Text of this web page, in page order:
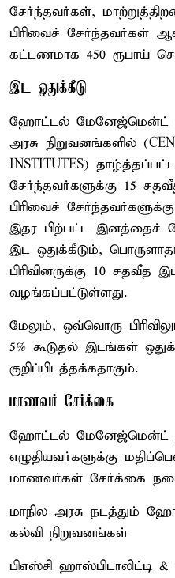
சேர்ந்தவர்கள்,
பிரிவைச் சேர்ந்தவர்கள்
கட்டணமாக 450 ரூபாய்
இட ஒதுக்கீடு
ஹோட்டல் மேனேஜ்மென்ட்
அரசு நிறுவனங்களில்
INSTITUTES)
சேர்ந்தவர்களுக்கு 15
பிரிவைச்
இதர பிற்பட்ட இனத்தைச்
இட ஒதுக்கீடும்,
பிரிவினருக்கு 10 சதவீத
வழங்கப்பட்டுள்ளது.
மேலும், ஒவ்வொரு
5% கூடுதல் இடங்கள்
குறிப்பிடத்தக்கதாகும்.
மாணவர் சேர்க்கை
ஹோட்டல் மேனேஜ்மென்ட்
எழுதியவர்களுக்கு
மாணவர்கள் சேர்க்கை
மாநில அரசு நடத்தும்
கல்வி நிறுவனங்கள்
பிஎஸ்சி